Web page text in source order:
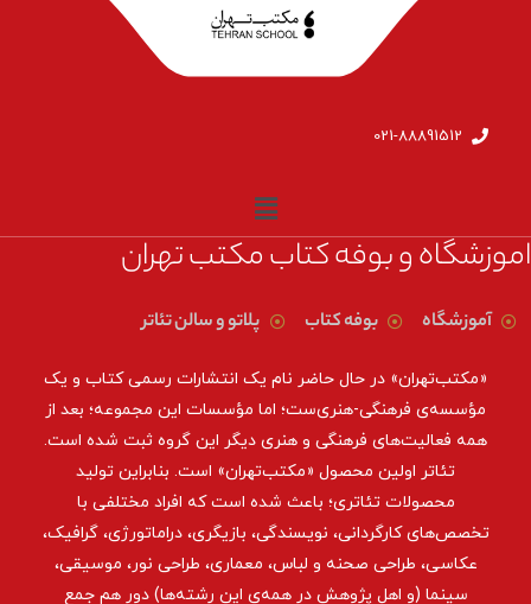
021-88891512
اموزشگاه و بوفه کتاب مکتب تهران
آموزشگاه بوفه کتاب پلاتو و سالن تئاتر
«مکتب‌تهران» در حال حاضر نام یک انتشارات رسمی کتاب و یک
مؤسسه‌ی فرهنگی-هنری‌ست؛ اما مؤسسات این مجموعه؛ بعد از
همه‌ فعالیت‌های فرهنگی و هنری دیگر این گروه ثبت شده است.
تئاتر اولین محصول «مکتب‌تهران» است. بنابراین تولید
محصولات تئاتری؛ باعث شده است که افراد مختلفی با
تخصص‌های کارگردانی، نویسندگی، بازیگری، دراماتورژی، گرافیک،
عکاسی، طراحی ‌صحنه و لباس، معماری، طراحی نور، موسیقی،
سینما (و اهل پژوهش در همه‌ی این رشته‌ها) دور هم جمع